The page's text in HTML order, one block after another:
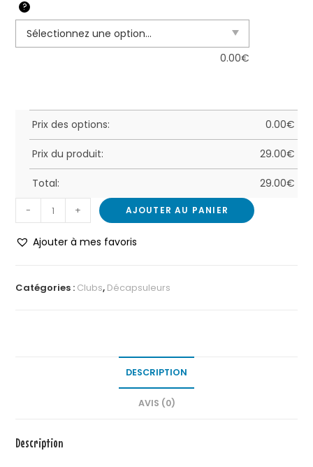
?
0.00€
Prix des options: 0.00€
Prix du produit: 29.00€
Total: 29.00€
- + AJOUTER AU PANIER
Ajouter à mes favoris
Catégories : Clubs, Décapsuleurs
DESCRIPTION
AVIS (0)
Description